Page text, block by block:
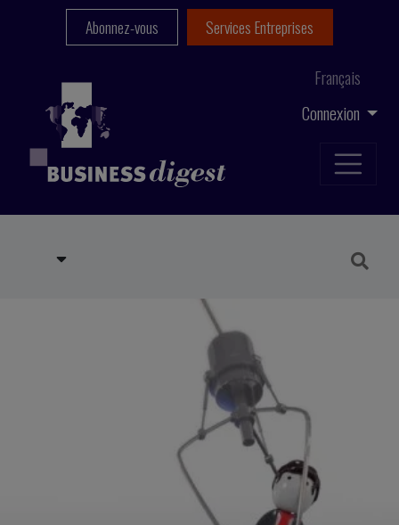
Connexion
Français
Abonnez-vous Services Entreprises